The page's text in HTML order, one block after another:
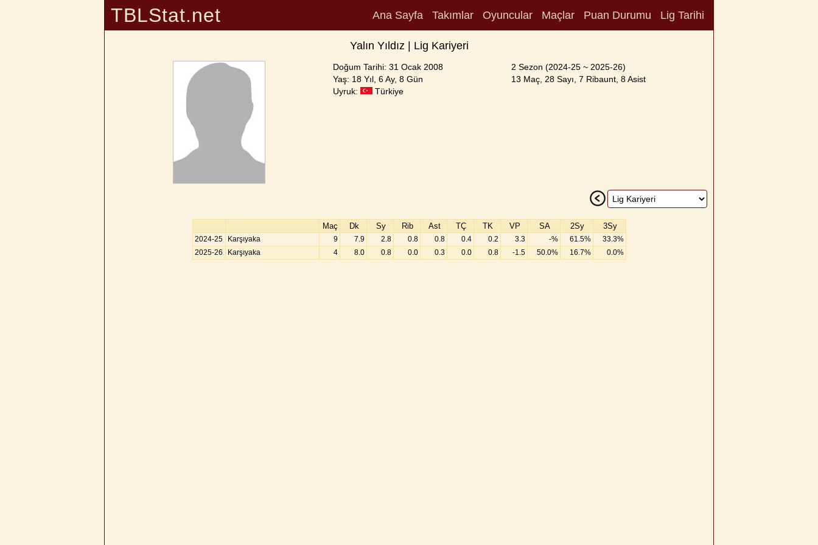
TBLStat.net Ana Sayfa Takımlar Oyuncular Maçlar Puan Durumu Lig Tarihi
Yalın Yıldız | Lig Kariyeri
Doğum Tarihi: 31 Ocak 2008
Yaş: 18 Yıl, 6 Ay, 8 Gün
Uyruk:
Türkiye
2 Sezon (2024-25 ~ 2025-26)
13 Maç, 28 Sayı, 7 Ribaunt, 8 Asist
Maç Dk Sy Rib Ast TÇ TK VP SA 2Sy 3Sy
2024-25 Karşıyaka 9 7.9 2.8 0.8 0.8 0.4 0.2 3.3 -% 61.5%
33.3%
2025-26
Karşıyaka 4 8.0 0.8 0.0 0.3 0.0 0.8 -1.5 50.0% 16.7% 0.0%